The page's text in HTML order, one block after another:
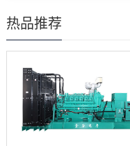
热品推荐